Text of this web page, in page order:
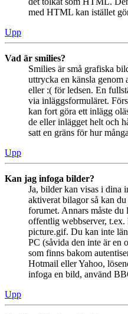
med HTML kan istället
Upp
Vad är smilies?
Smilies är små grafiska
uttrycka en känsla genom
eller :( för ledsen. En
via inläggsformuläret.
kan fort göra ett inlägg
de eller inlägget helt och
satt en gräns för hur
Upp
Kan jag infoga bilder?
Ja, bilder kan visas i dina
aktiverat bilagor så kan
forumet. Annars måste
offentlig webbserver,
picture.gif. Du kan inte
PC (såvida den inte är en
som finns bakom
Hotmail eller Yahoo,
infoga en bild, använd
Upp